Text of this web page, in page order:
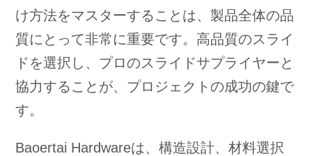
け方法をマスターすることは、製品全体の品
質にとって非常に重要です。高品質のスライ
ドを選択し、プロのスライドサプライヤーと
協力することが、プロジェクトの成功の鍵で
す。
Baoertai Hardwareは、構造設計、材料選択